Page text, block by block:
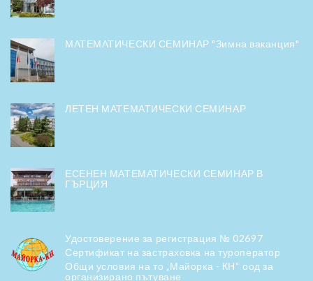
МАТЕМАТИЧЕСКИ СЕМИНАР "Зимна ваканция"
ЛЕТЕН МАТЕМАТИЧЕСКИ СЕМИНАР
ЕСЕНЕН МАТЕМАТИЧЕСКИ СЕМИНАР В
ГЪРЦИЯ
Удостоверение за регистрация № 02697
Сертификат на застраховка на туроператор
Общи условия на то „Майорка - КН“ оод за
организирано пътуване